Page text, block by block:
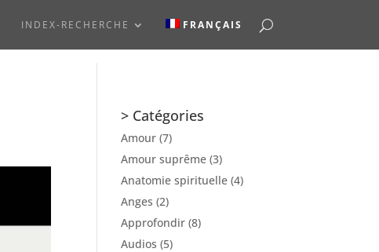
INDEX-RECHERCHE FRANÇAIS
> Catégories
Amour (7)
Amour suprême (3)
Anatomie spirituelle (4)
Anges (2)
Approfondir (8)
Audios (5)